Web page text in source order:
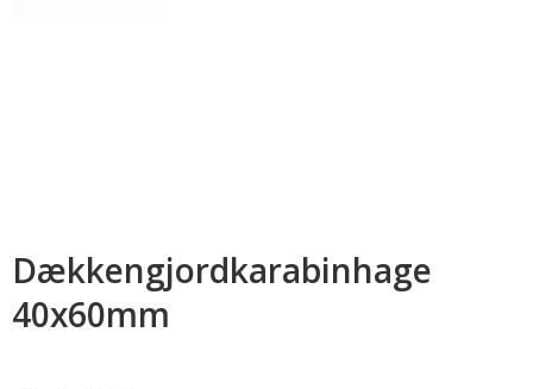
Dækkengjordkarabinhage
40x60mm